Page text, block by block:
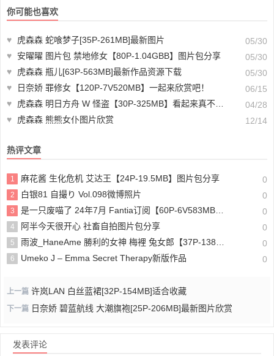
你可能也喜欢
♥ 虎森森 蛇喰梦子[35P-261MB]最新图片
05/30
♥
安曜曜 图片包 禁地修女【80P-1.04GBB】图片包分享
05/30
♥
虎森森 瓶儿[63P-563MB]最新作品资源下载
05/30
♥
日奈娇 罪修女【120P-7V520MB】一起来欣赏吧！
06/15
♥
虎森森 明日方舟 W 怪盗【30P-325MB】看起来真不错哦
04/28
♥
虎森森 熊熊女仆图片欣赏 12/14
热评文章
1 麻花酱 生化危机 艾达王【24P-19.5MB】图片包分享 0
2 白银81 自撮り Vol.098微博照片 0
3 是一只废喵了 24年7月 Fantia订阅【60P-6V583MB】下载 0
4 阿半今天很开心 社畜自拍图片包分享 0
5 雨波_HaneAme 勝利的女神 梅裡 兔女郎【37P-138MB】整理分享 0
6 Umeko J – Emma Secret Therapy新版作品 0
上一篇 许岚LAN 白丝蓝裙[32P-154MB]适合收藏
下一篇 日奈娇 碧蓝航线 大潮旗袍[25P-206MB]最新图片欣赏
发表评论